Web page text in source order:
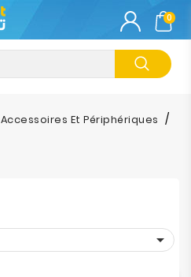
0
Accessoires Et Périphériques
